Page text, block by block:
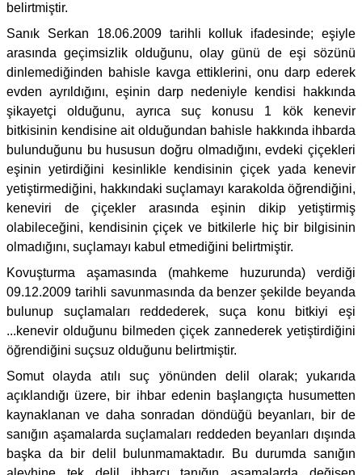
belirtmiştir.
Sanık Serkan 18.06.2009 tarihli kolluk ifadesinde; eşiyle
arasında geçimsizlik olduğunu, olay günü de eşi sözünü
dinlemediğinden bahisle kavga ettiklerini, onu darp ederek
evden ayrıldığını, eşinin darp nedeniyle kendisi hakkında
şikayetçi olduğunu, ayrıca suç konusu 1 kök kenevir
bitkisinin kendisine ait olduğundan bahisle hakkında ihbarda
bulunduğunu bu hususun doğru olmadığını, evdeki çiçekleri
eşinin yetirdiğini kesinlikle kendisinin çiçek yada kenevir
yetiştirmediğini, hakkındaki suçlamayı karakolda öğrendiğini,
keneviri de çiçekler arasında eşinin dikip yetiştirmiş
olabileceğini, kendisinin çiçek ve bitkilerle hiç bir bilgisinin
olmadığını, suçlamayı kabul etmediğini belirtmiştir.
Kovuşturma aşamasında (mahkeme huzurunda) verdiği
09.12.2009 tarihli savunmasında da benzer şekilde beyanda
bulunup suçlamaları reddederek, suça konu bitkiyi eşi
...kenevir olduğunu bilmeden çiçek zannederek yetiştirdiğini
öğrendiğini suçsuz olduğunu belirtmiştir.
Somut olayda atılı suç yönünden delil olarak; yukarıda
açıklandığı üzere, bir ihbar edenin başlangıçta husumetten
kaynaklanan ve daha sonradan döndüğü beyanları, bir de
sanığın aşamalarda suçlamaları reddeden beyanları dışında
başka da bir delil bulunmamaktadır. Bu durumda sanığın